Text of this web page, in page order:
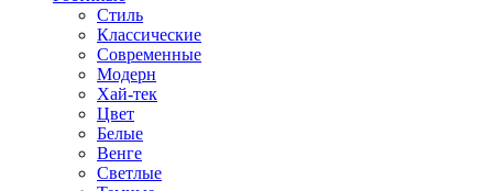
Стиль
Классические
Современные
Модерн
Хай-тек
Цвет
Белые
Венге
Светлые